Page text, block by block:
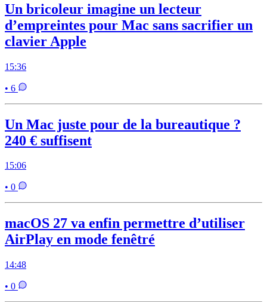
Un bricoleur imagine un lecteur
d’empreintes pour Mac sans sacrifier un
clavier Apple
15:36
• 6
Un Mac juste pour de la bureautique ?
240 € suffisent
15:06
• 0
macOS 27 va enfin permettre d’utiliser
AirPlay en mode fenêtré
14:48
• 0